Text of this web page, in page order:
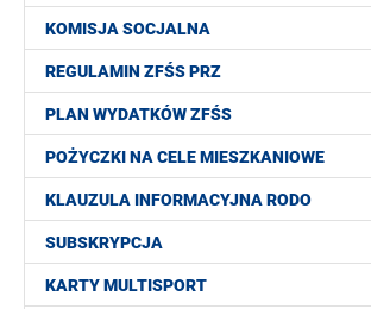
KOMISJA SOCJALNA
REGULAMIN ZFŚS PRZ
PLAN WYDATKÓW ZFŚS
POŻYCZKI NA CELE MIESZKANIOWE
KLAUZULA INFORMACYJNA RODO
SUBSKRYPCJA
KARTY MULTISPORT